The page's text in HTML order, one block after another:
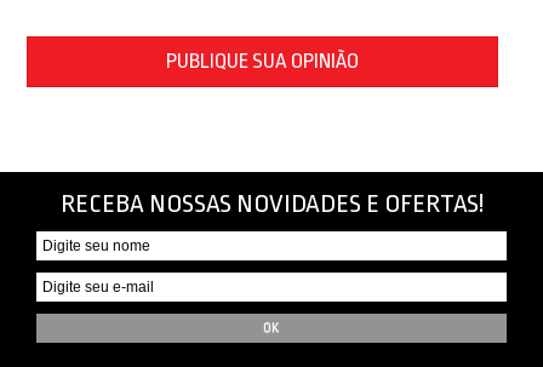
PUBLIQUE SUA OPINIÃO
RECEBA NOSSAS NOVIDADES E OFERTAS!